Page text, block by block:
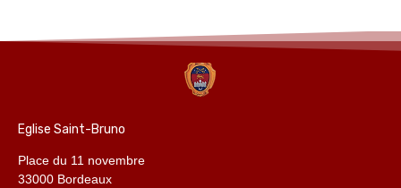
Eglise Saint-Bruno
Place du 11 novembre
33000 Bordeaux